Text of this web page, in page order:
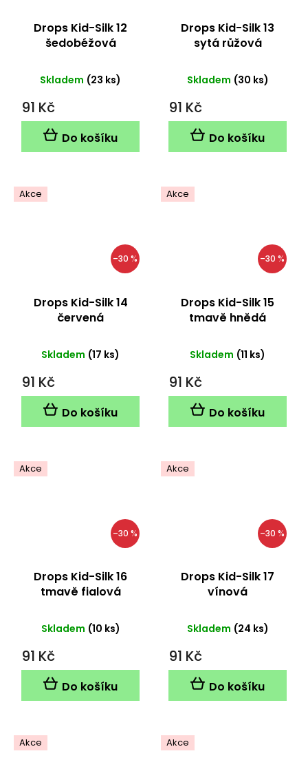
Drops Kid-Silk 12
šedobéžová
Skladem (23 ks)
91 Kč
Do košíku
Drops Kid-Silk 13
sytá růžová
Skladem (30 ks)
91 Kč
Do košíku
Akce
–30 %
Drops Kid-Silk 14
červená
Skladem (17 ks)
91 Kč
Do košíku
Akce
–30 %
Drops Kid-Silk 15
tmavě hnědá
Skladem (11 ks)
91 Kč
Do košíku
Akce
–30 %
Drops Kid-Silk 16
tmavě fialová
Skladem (10 ks)
91 Kč
Do košíku
Akce
–30 %
Drops Kid-Silk 17
vínová
Skladem (24 ks)
91 Kč
Do košíku
Akce Akce